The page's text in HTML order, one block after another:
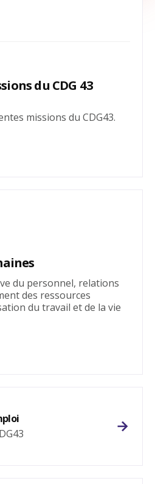
du CDG 43
missions du CDG43.
du personnel, relations
des ressources
du travail et de la vie